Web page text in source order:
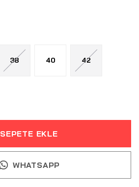
38 40 42
SEPETE EKLE
WHATSAPP